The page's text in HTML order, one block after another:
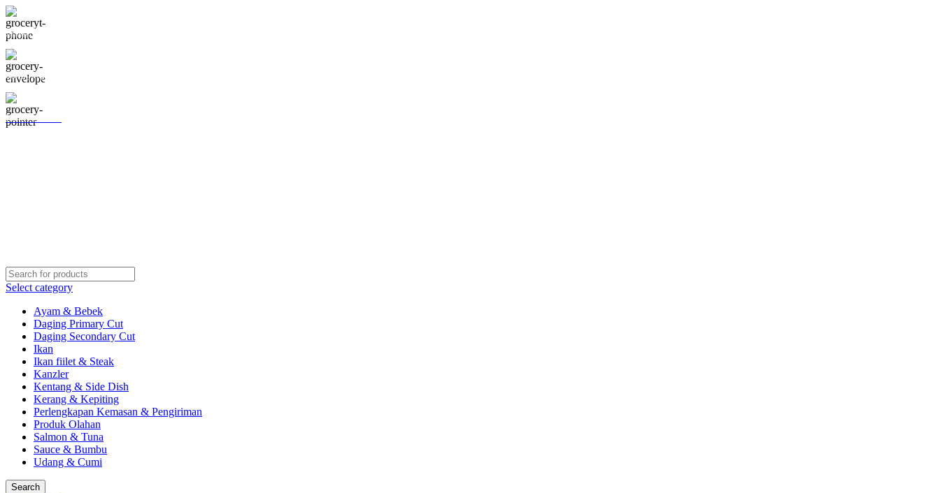
0812-1295-8181
aab@segarlaut.com
Lihat Lokasi
Select category
Ayam & Bebek
Daging Primary Cut
Daging Secondary Cut
Ikan
Ikan fiilet & Steak
Kanzler
Kentang & Side Dish
Kerang & Kepiting
Perlengkapan Kemasan & Pengiriman
Produk Olahan
Salmon & Tuna
Sauce & Bumbu
Udang & Cumi
Search